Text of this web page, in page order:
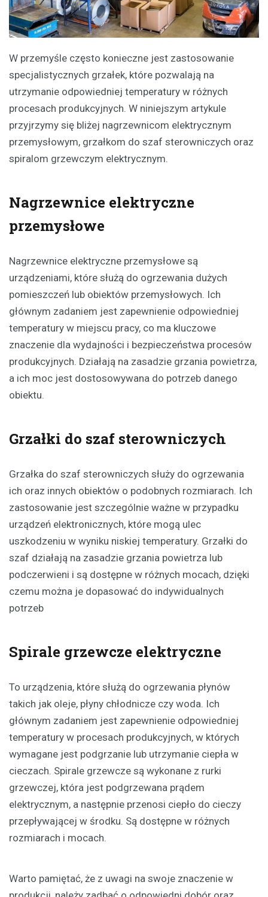
W przemyśle często konieczne jest zastosowanie
specjalistycznych grzałek, które pozwalają na
utrzymanie odpowiedniej temperatury w różnych
procesach produkcyjnych. W niniejszym artykule
przyjrzymy się bliżej nagrzewnicom elektrycznym
przemysłowym, grzałkom do szaf sterowniczych oraz
spiralom grzewczym elektrycznym.
Nagrzewnice elektryczne
przemysłowe
Nagrzewnice elektryczne przemysłowe są
urządzeniami, które służą do ogrzewania dużych
pomieszczeń lub obiektów przemysłowych. Ich
głównym zadaniem jest zapewnienie odpowiedniej
temperatury w miejscu pracy, co ma kluczowe
znaczenie dla wydajności i bezpieczeństwa procesów
produkcyjnych. Działają na zasadzie grzania powietrza,
a ich moc jest dostosowywana do potrzeb danego
obiektu.
Grzałki do szaf sterowniczych
Grzałka do szaf sterowniczych służy do ogrzewania
ich oraz innych obiektów o podobnych rozmiarach. Ich
zastosowanie jest szczególnie ważne w przypadku
urządzeń elektronicznych, które mogą ulec
uszkodzeniu w wyniku niskiej temperatury. Grzałki do
szaf działają na zasadzie grzania powietrza lub
podczerwieni i są dostępne w różnych mocach, dzięki
czemu można je dopasować do indywidualnych
potrzeb
Spirale grzewcze elektryczne
To urządzenia, które służą do ogrzewania płynów
takich jak oleje, płyny chłodnicze czy woda. Ich
głównym zadaniem jest zapewnienie odpowiedniej
temperatury w procesach produkcyjnych, w których
wymagane jest podgrzanie lub utrzymanie ciepła w
cieczach. Spirale grzewcze są wykonane z rurki
grzewczej, która jest podgrzewana prądem
elektrycznym, a następnie przenosi ciepło do cieczy
przepływającej w środku. Są dostępne w różnych
rozmiarach i mocach.
Warto pamiętać, że z uwagi na swoje znaczenie w